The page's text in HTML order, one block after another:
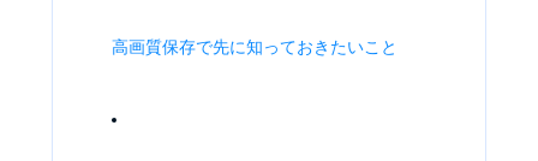
高画質保存で先に知っておきたいこと